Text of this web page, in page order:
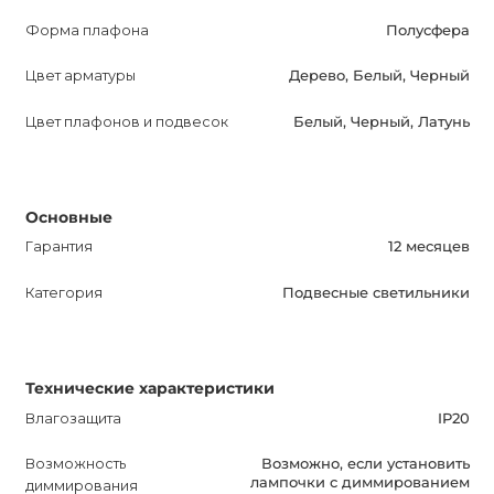
Форма плафона Полусфера
Цвет арматуры Дерево, Белый, Черный
Цвет плафонов и подвесок Белый, Черный, Латунь
Основные
Гарантия 12 месяцев
Категория Подвесные светильники
Технические характеристики
Влагозащита IP20
Возможность
диммирования
Возможно, если установить
лампочки с диммированием